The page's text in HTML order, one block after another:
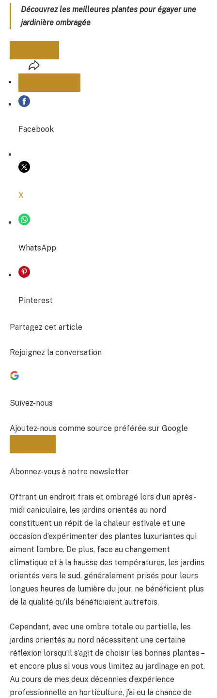
Découvrez les meilleures plantes pour égayer une
jardinière ombragée
PARTAGER
COPIER LE LIEN
Facebook
X
WhatsApp
Pinterest
Partagez cet article
Rejoignez la conversation
Suivez-nous
Ajoutez-nous comme source préférée sur Google
BULLETIN
Abonnez-vous à notre newsletter
Offrant un endroit frais et ombragé lors d’un après-
midi caniculaire, les jardins orientés au nord
constituent un répit de la chaleur estivale et une
occasion d’expérimenter des plantes luxuriantes qui
aiment l’ombre. De plus, face au changement
climatique et à la hausse des températures, les jardins
orientés vers le sud, généralement prisés pour leurs
longues heures de lumière du jour, ne bénéficient plus
de la qualité qu’ils bénéficiaient autrefois.
Cependant, avec une ombre totale ou partielle, les
jardins orientés au nord nécessitent une certaine
réflexion lorsqu’il s’agit de choisir les bonnes plantes –
et encore plus si vous vous limitez au jardinage en pot.
Au cours de mes deux décennies d’expérience
professionnelle en horticulture, j’ai eu la chance de